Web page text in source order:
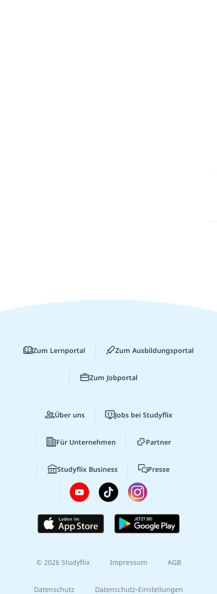
Zum Lernportal Zum Ausbildungsportal
Zum Jobportal
Über uns Jobs bei Studyflix
Für Unternehmen Partner
Studyflix Business Presse
© 2026 Studyflix Impressum AGB
Datenschutz Datenschutz-Einstellungen